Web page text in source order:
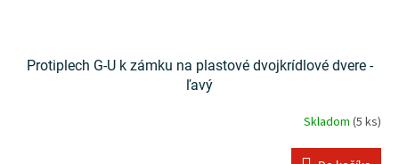
Protiplech G-U k zámku na plastové dvojkrídlové dvere -
ľavý
Skladom (5 ks)